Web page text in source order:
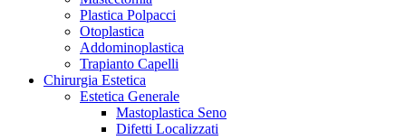
Plastica Polpacci
Otoplastica
Addominoplastica
Trapianto Capelli
Chirurgia Estetica
Estetica Generale
Mastoplastica Seno
Difetti Localizzati